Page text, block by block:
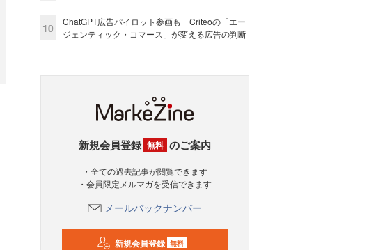
10
ChatGPT広告パイロット参画も Criteoの「エー
ジェンティック・コマース」が変える広告の判断
新規会員登録 無料 のご案内
・全ての過去記事が閲覧できます
・会員限定メルマガを受信できます
メールバックナンバー
新規会員登録 無料